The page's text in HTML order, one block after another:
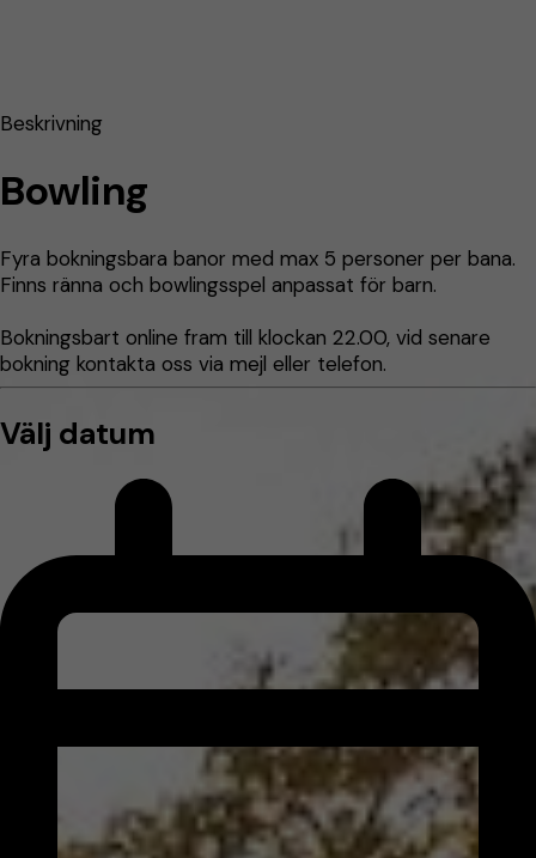
Beskrivning
Bowling
Fyra bokningsbara banor med max 5 personer per bana.
Finns ränna och bowlingsspel anpassat för barn.
Bokningsbart online fram till klockan 22.00, vid senare
bokning kontakta oss via mejl eller telefon.
Välj datum